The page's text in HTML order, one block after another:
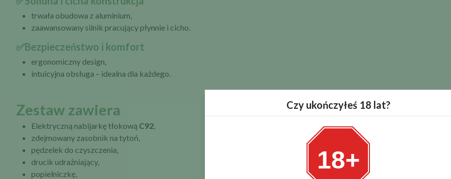
Czy ukończyłeś 18 lat?
18+
trwała obudowa z aluminium,
zaawansowany silnik pracujący płynnie i cicho.
✅Bezpieczeństwo i komfort
ergonomiczny design,
intuicyjna obsługa – idealna dla każdego.
Zestaw zawiera
Elektryczną nabijarkę tłokową C92
zdejmowany zasobnik na tytoń,
pędzelek do czyszczenia,
drucik udrażniający,
popielniczkę,